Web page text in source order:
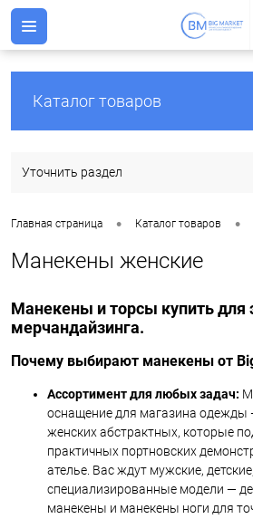
Каталог товаров
Уточнить раздел
Главная страница • Каталог товаров •
Манекены женские
Манекены и торсы купить для
мерчандайзинга.
Почему выбирают манекены от
Ассортимент для любых задач:
оснащение для магазина одежды
женских абстрактных, которые
практичных портновских
ателье. Вас ждут мужские,
специализированные модели —
манекены и манекены ноги для